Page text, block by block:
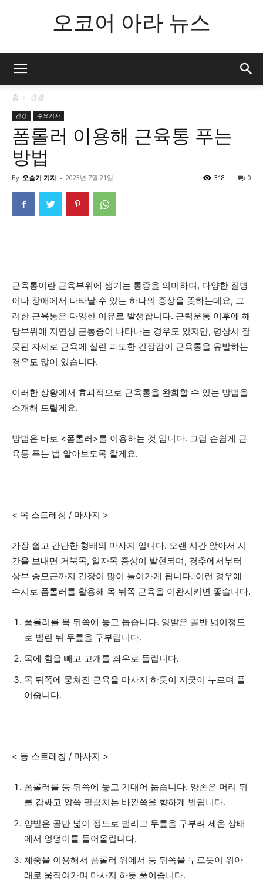
오코어 아라 뉴스
홈 건강
건강 주요기사
폼롤러 이용해 근육통 푸는
방법
By 오슬기 기자 - 2023년 7월 21일 0
318
근육통이란 근육부위에 생기는 통증을 의미하며, 다양한 질병
이나 장애에서 나타날 수 있는 하나의 증상을 뜻하는데요, 그
러한 근육통은 다양한 이유로 발생합니다. 근력운동 이후에 해
당부위에 지연성 근통증이 나타나는 경우도 있지만, 평상시 잘
못된 자세로 근육에 실린 과도한 긴장감이 근육통을 유발하는
경우도 많이 있습니다.
이러한 상황에서 효과적으로 근육통을 완화할 수 있는 방법을
소개해 드릴게요.
방법은 바로 <폼롤러>를 이용하는 것 입니다. 그럼 손쉽게 근
육통 푸는 법 알아보도록 할게요.
< 목 스트레칭 / 마사지 >
가장 쉽고 간단한 형태의 마사지 입니다. 오랜 시간 앉아서 시
간을 보내면 거북목, 일자목 증상이 발현되며, 경추에서부터
상부 승모근까지 긴장이 많이 들어가게 됩니다. 이런 경우에
수시로 폼롤러를 활용해 목 뒤쪽 근육을 이완시키면 좋습니다.
폼롤러를 목 뒤쪽에 놓고 눕습니다. 양발은 골반 넓이정도
로 벌린 뒤 무릎을 구부립니다.
목에 힘을 빼고 고개를 좌우로 돌립니다.
목 뒤쪽에 뭉쳐진 근육을 마사지 하듯이 지긋이 누르며 풀
어줍니다.
< 등 스트레칭 / 마사지 >
폼롤러를 등 뒤쪽에 놓고 기대어 눕습니다. 양손은 머리 뒤
를 감싸고 양쪽 팔꿈치는 바깥쪽을 향하게 벌립니다.
양발은 골반 넓이 정도로 벌리고 무릎을 구부려 세운 상태
에서 엉덩이를 들어올립니다.
체중을 이용해서 폼롤러 위에서 등 뒤쪽을 누르듯이 위아
래로 움직여가며 마사지 하듯 풀어줍니다.